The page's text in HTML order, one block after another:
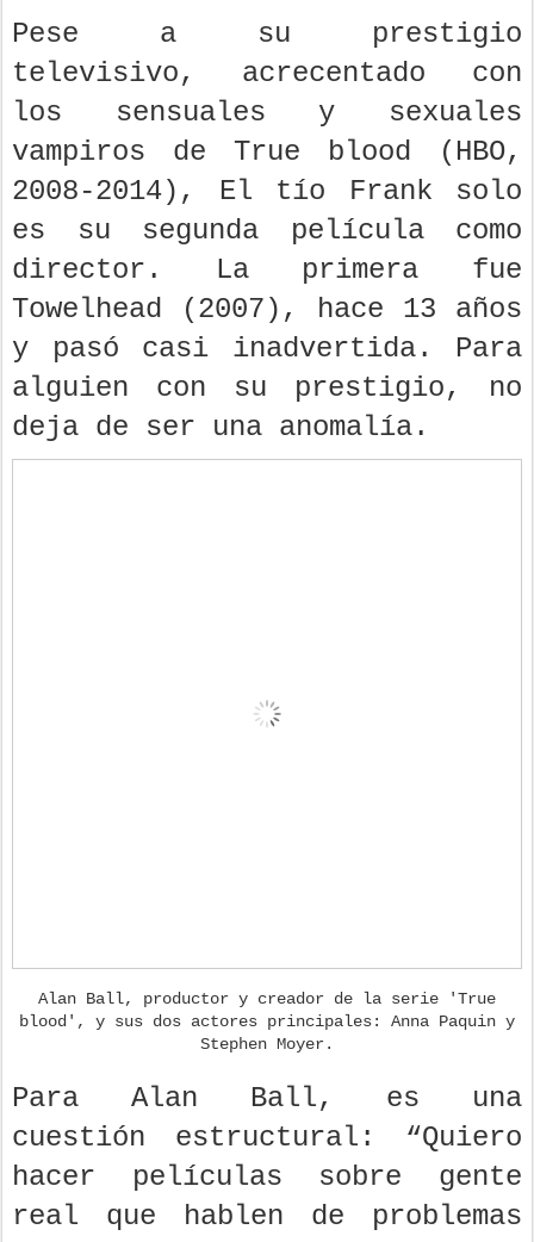
Pese a su prestigio
televisivo, acrecentado con
los sensuales y sexuales
vampiros de True blood (HBO,
2008-2014), El tío Frank solo
es su segunda película como
director. La primera fue
Towelhead (2007), hace 13 años
y pasó casi inadvertida. Para
alguien con su prestigio, no
deja de ser una anomalía.
Alan Ball, productor y creador de la serie 'True
blood', y sus dos actores principales: Anna Paquin y
Stephen Moyer.
Para Alan Ball, es una
cuestión estructural: “Quiero
hacer películas sobre gente
real que hablen de problemas